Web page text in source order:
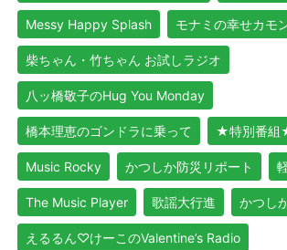
Messy Happy Splash モナミの幸せカモ
柴ちゃん・竹ちゃん お試しラジオ
八ッ橋敬子のHug You Monday
橋本理恵のゴンドラに乗って ★特別番組
Music Rocky かつしか防災リポート
The Music Player 歌謡大行進 かつし
えるるん♡けーこのValentine’s Radio